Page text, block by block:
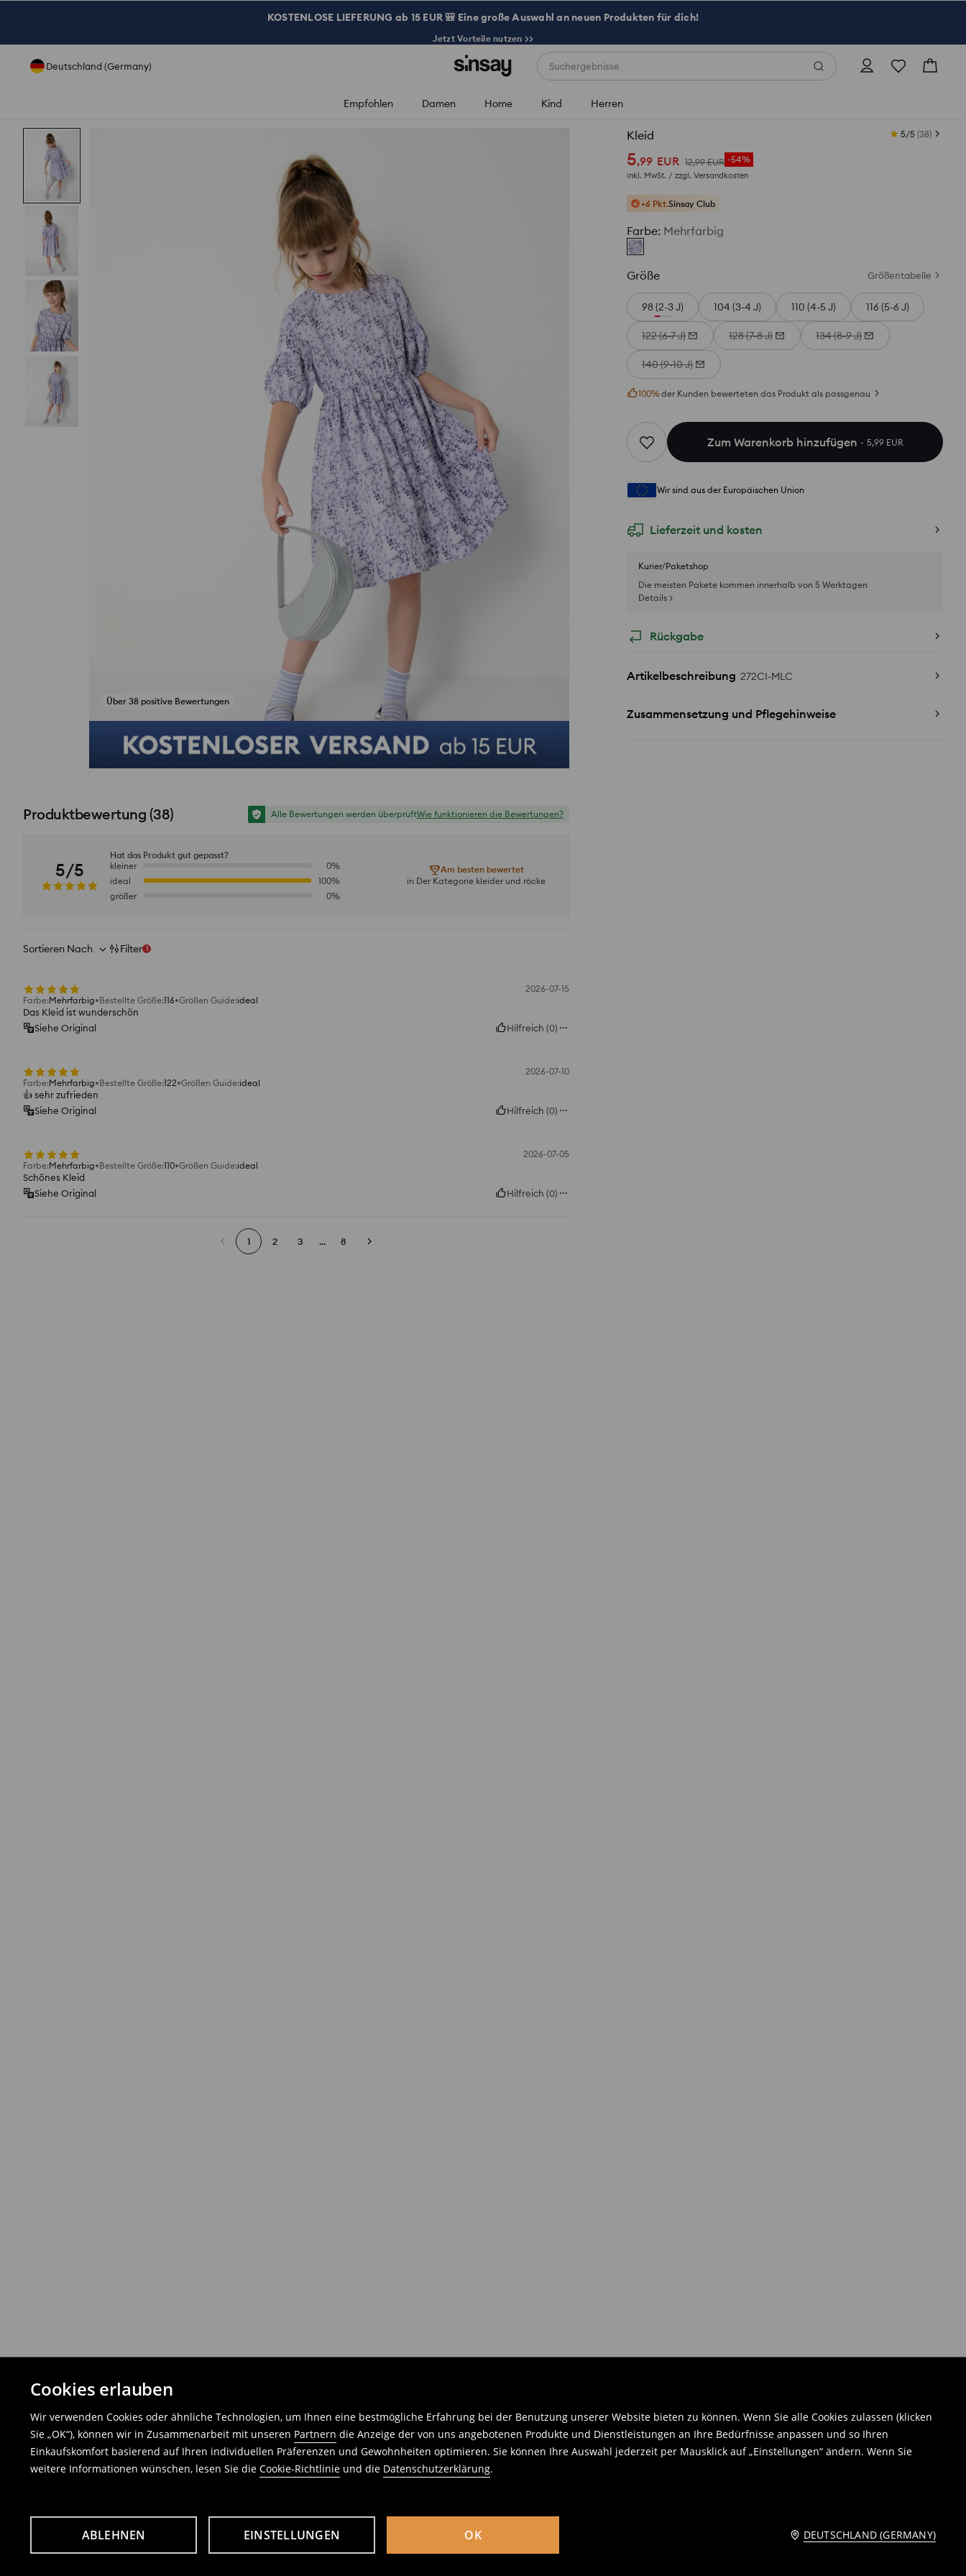
Cookies erlauben
Wir verwenden Cookies oder ähnliche Technologien, um Ihnen eine bestmögliche Erfahrung bei der Benutzung unserer Website bieten zu können. Wenn Sie alle Cookies zulassen (klicken
Sie „OK“), können wir in Zusammenarbeit mit unseren Partnern die Anzeige der von uns angebotenen Produkte und Dienstleistungen an Ihre Bedürfnisse anpassen und so Ihren
Einkaufskomfort basierend auf Ihren individuellen Präferenzen und Gewohnheiten optimieren. Sie können Ihre Auswahl jederzeit per Mausklick auf „Einstellungen“ ändern. Wenn Sie
weitere Informationen wünschen, lesen Sie die Cookie-Richtlinie und die Datenschutzerklärung.
ABLEHNEN EINSTELLUNGEN OK DEUTSCHLAND (GERMANY)
KOSTENLOSE LIEFERUNG ab 15 EUR 🎒 Eine große Auswahl an neuen Produkten für dich!
Jetzt Vorteile nutzen >>
Deutschland (Germany) Suchergebnisse
Empfohlen Damen Home Kind Herren
Kleid 5/5 (38)
5,99 EUR 12,99 EUR -54%
inkl. MwSt. / zzgl. Versandkosten
+6 Pkt.Sinsay Club
Farbe: Mehrfarbig
Größe Größentabelle
98 (2-3 J) 104 (3-4 J) 110 (4-5 J) 116 (5-6 J)
122 (6-7 J) 128 (7-8 J) 134 (8-9 J)
140 (9-10 J)
100%der Kunden bewerteten das Produkt als passgenau
Zum Warenkorb hinzufügen 5,99 EUR
Wir sind aus der Europäischen Union
Lieferzeit und kosten
Kurier/Paketshop
Die meisten Pakete kommen innerhalb von 5 Werktagen
Details >
Rückgabe
Artikelbeschreibung 272CI-MLC
Zusammensetzung und Pflegehinweise
Über 38 positive Bewertungen
Fotos aus Bewertungen ansehen
Produktbewertung (38) Alle Bewertungen werden überprüftWie funktionieren die Bewertungen?
5/5
Hat das Produkt gut gepasst?
kleiner
0%
ideal
100%
größer
0%
Am besten bewertet
in Der Kategorie kleider und röcke
Sortieren Nach Filter 1
2026-07-15
Farbe:Mehrfarbig Bestellte Größe:116 Größen Guide:ideal
Das Kleid ist wunderschön
Siehe Original
Hilfreich (0)
2026-07-10
Farbe:Mehrfarbig Bestellte Größe:122 Größen Guide:ideal
👍 sehr zufrieden
Siehe Original
Hilfreich (0)
2026-07-05
Farbe:Mehrfarbig Bestellte Größe:110 Größen Guide:ideal
Schönes Kleid
Siehe Original
Hilfreich (0)
1 2 3 ... 8